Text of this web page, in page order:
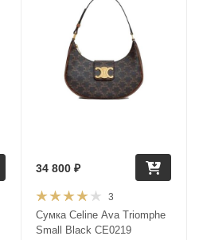
3
Сумка Celine Ava Triomphe
Small Black CE0219
34 800 ₽